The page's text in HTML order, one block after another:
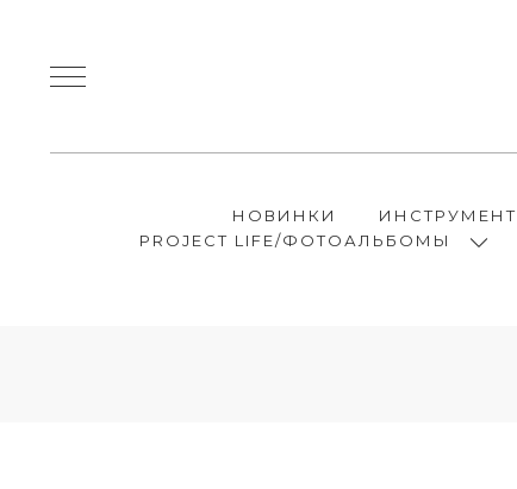
НОВИНКИ
PROJECT LIFE/ФОТОАЛЬБОМЫ